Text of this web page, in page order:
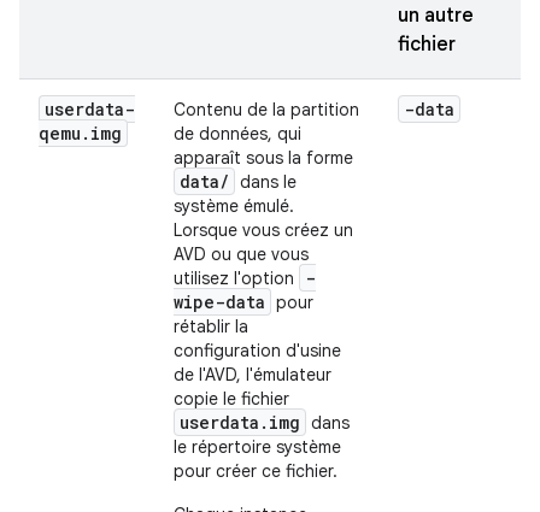
un autre
fichier
userdata-
qemu . img
Contenu de la partition
de données, qui
apparaît sous la forme
data/ dans le
système émulé.
Lorsque vous créez un
AVD ou que vous
utilisez l'option
-
wipe-data pour
rétablir la
configuration d'usine
de l'AVD, l'émulateur
copie le fichier
userdata.img dans
le répertoire système
pour créer ce fichier.
-data